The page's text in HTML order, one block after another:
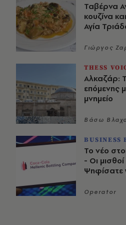
Ταβέρνα
κουζίνα
Αγία
Γιώργος
THESS
Αλκαζάρ:
επόμενης
μνημείο
Βάσω
BUSINESS
Το νέο
- Οι
Ψηφίσατε
Operator